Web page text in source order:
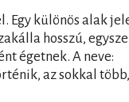
Egy különös alak
hosszú,
égetnek. A neve:
az sokkal több,